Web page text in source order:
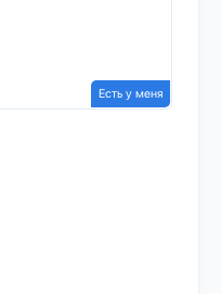
Есть у меня